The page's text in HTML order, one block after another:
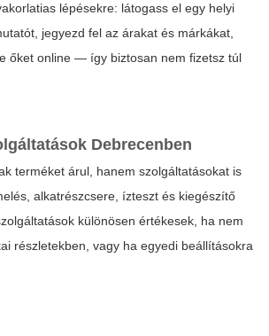
lépésekre: látogass el egy helyi
jegyezd fel az árakat és márkákat,
őket online — így biztosan nem fizetsz túl
Debrecenben
terméket árul, hanem szolgáltatásokat is
alkatrészcsere, ízteszt és kiegészítő
különösen értékesek, ha nem
részletekben, vagy ha egyedi beállításokra